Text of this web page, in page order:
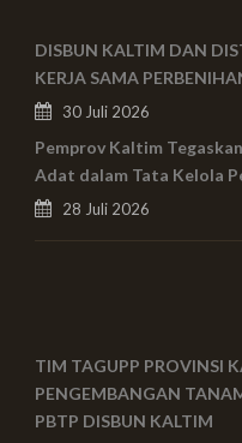
DISBUN KALTIM DAN
KERJA SAMA
30 Juli 2026
Pemprov Kaltim
Adat dalam Tata Kelola
28 Juli 2026
TIM TAGUPP PROVINSI
PENGEMBANGAN
PBTP DISBUN KALTIM